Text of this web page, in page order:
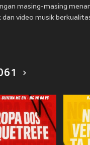
masing-masing
video musik